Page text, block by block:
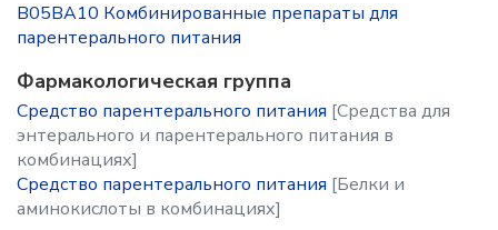
B05BA10 Комбинированные препараты для
парентерального питания
Фармакологическая группа
Средство парентерального питания [Средства для
энтерального и парентерального питания в
комбинациях]
Средство парентерального питания [Белки и
аминокислоты в комбинациях]